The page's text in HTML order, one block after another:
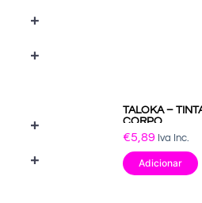
TALOKA –
CORPO
€5,89 Iva Inc.
Adicionar
+
+
+
+